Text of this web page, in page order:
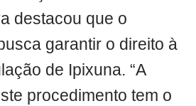
destacou que o
garantir o direito à
de Ipixuna. “A
procedimento tem o